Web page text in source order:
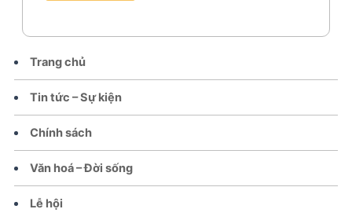
Trang chủ
Tin tức – Sự kiện
Chính sách
Văn hoá – Đời sống
Lễ hội